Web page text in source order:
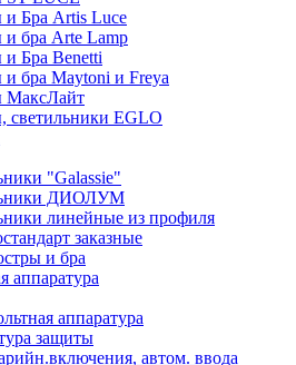
Бра Artis Luce
бра Arte Lamp
Бра Benetti
бра Maytoni и Freya
МаксЛайт
светильники EGLO
"Galassie"
ДИОЛУМ
линейные из профиля
заказные
и бра
аппаратура
аппаратура
защиты
автом. ввода